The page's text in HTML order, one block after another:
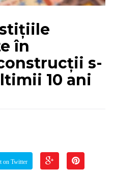
în
s-
10 ani
on Twitter